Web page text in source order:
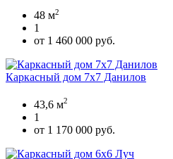
48 м2
1
от 1 460 000 руб.
Каркасный дом 7х7 Данилов
43,6 м2
1
от 1 170 000 руб.